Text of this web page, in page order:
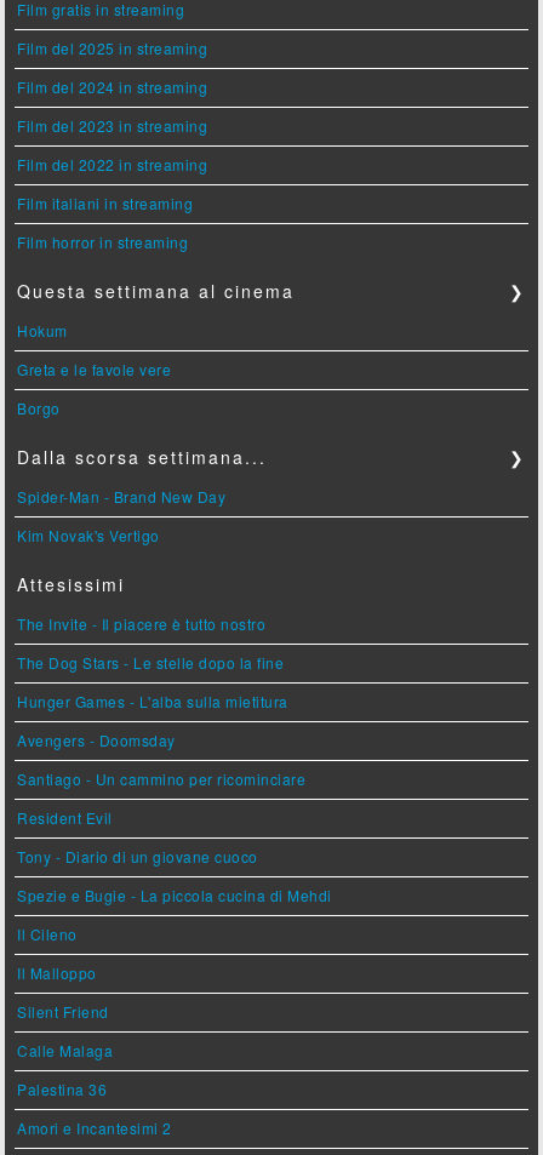
Film gratis in streaming
Film del 2025 in streaming
Film del 2024 in streaming
Film del 2023 in streaming
Film del 2022 in streaming
Film italiani in streaming
Film horror in streaming
Questa settimana al cinema ❯
Hokum
Greta e le favole vere
Borgo
Dalla scorsa settimana... ❯
Spider-Man - Brand New Day
Kim Novak's Vertigo
Attesissimi
The Invite - Il piacere è tutto nostro
The Dog Stars - Le stelle dopo la fine
Hunger Games - L'alba sulla mietitura
Avengers - Doomsday
Santiago - Un cammino per ricominciare
Resident Evil
Tony - Diario di un giovane cuoco
Spezie e Bugie - La piccola cucina di Mehdi
Il Cileno
Il Malloppo
Silent Friend
Calle Malaga
Palestina 36
Amori e Incantesimi 2